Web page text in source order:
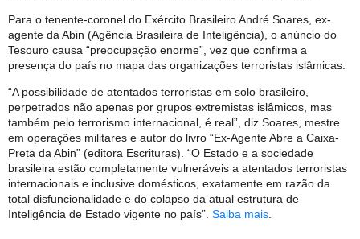
Para o tenente-coronel do Exército Brasileiro André Soares, ex-
agente da Abin (Agência Brasileira de Inteligência), o anúncio do
Tesouro causa “preocupação enorme”, vez que confirma a
presença do país no mapa das organizações terroristas islâmicas.
“A possibilidade de atentados terroristas em solo brasileiro,
perpetrados não apenas por grupos extremistas islâmicos, mas
também pelo terrorismo internacional, é real”, diz Soares, mestre
em operações militares e autor do livro “Ex-Agente Abre a Caixa-
Preta da Abin” (editora Escrituras). “O Estado e a sociedade
brasileira estão completamente vulneráveis a atentados terroristas
internacionais e inclusive domésticos, exatamente em razão da
total disfuncionalidade e do colapso da atual estrutura de
Inteligência de Estado vigente no país”. Saiba mais.